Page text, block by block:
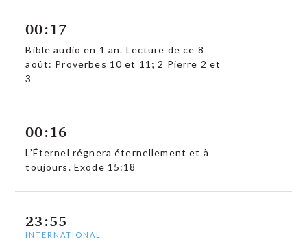
00:17
Bible audio en 1 an. Lecture de ce 8
août: Proverbes 10 et 11; 2 Pierre 2 et
3
00:16
L’Éternel régnera éternellement et à
toujours. Exode 15:18
23:55
INTERNATIONAL